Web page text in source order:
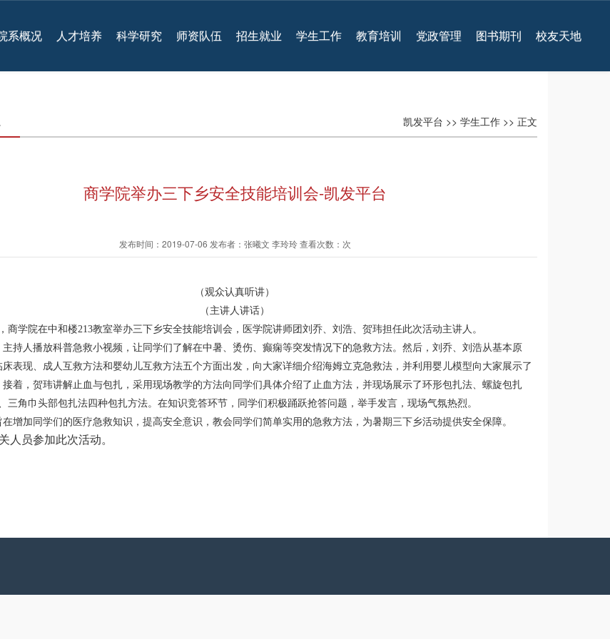
系概况 人才培养 科学研究 师资队伍 招生就业 学生工作 教育培训 党政管理 图书期刊 校友天地
凯发平台 >> 学生工作 >> 正文
商学院举办三下乡安全技能培训会-凯发平台
发布时间：2019-07-06 发布者：张曦文 李玲玲 查看次数：次
（观众认真听讲）
（主讲人讲话）
商学院在中和楼213教室举办三下乡安全技能培训会，医学院讲师团刘乔、刘浩、贺玮担任此次活动主讲人。
主持人播放科普急救小视频，让同学们了解在中暑、烫伤、癫痫等突发情况下的急救方法。然后，刘乔、刘浩从基本原
表现、成人互救方法和婴幼儿互救方法五个方面出发，向大家详细介绍海姆立克急救法，并利用婴儿模型向大家展示了
着，贺玮讲解止血与包扎，采用现场教学的方法向同学们具体介绍了止血方法，并现场展示了环形包扎法、螺旋包扎
三角巾头部包扎法四种包扎方法。在知识竞答环节，同学们积极踊跃抢答问题，举手发言，现场气氛热烈。
在增加同学们的医疗急救知识，提高安全意识，教会同学们简单实用的急救方法，为暑期三下乡活动提供安全保障。
人员参加此次活动。